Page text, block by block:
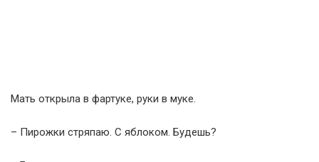
Мать открыла в фартуке, руки в муке.
– Пирожки стряпаю. С яблоком. Будешь?